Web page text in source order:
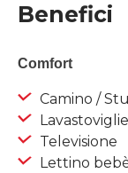
Benefici
Comfort
Camino /
Lavastoviglie
Televisione
Lettino